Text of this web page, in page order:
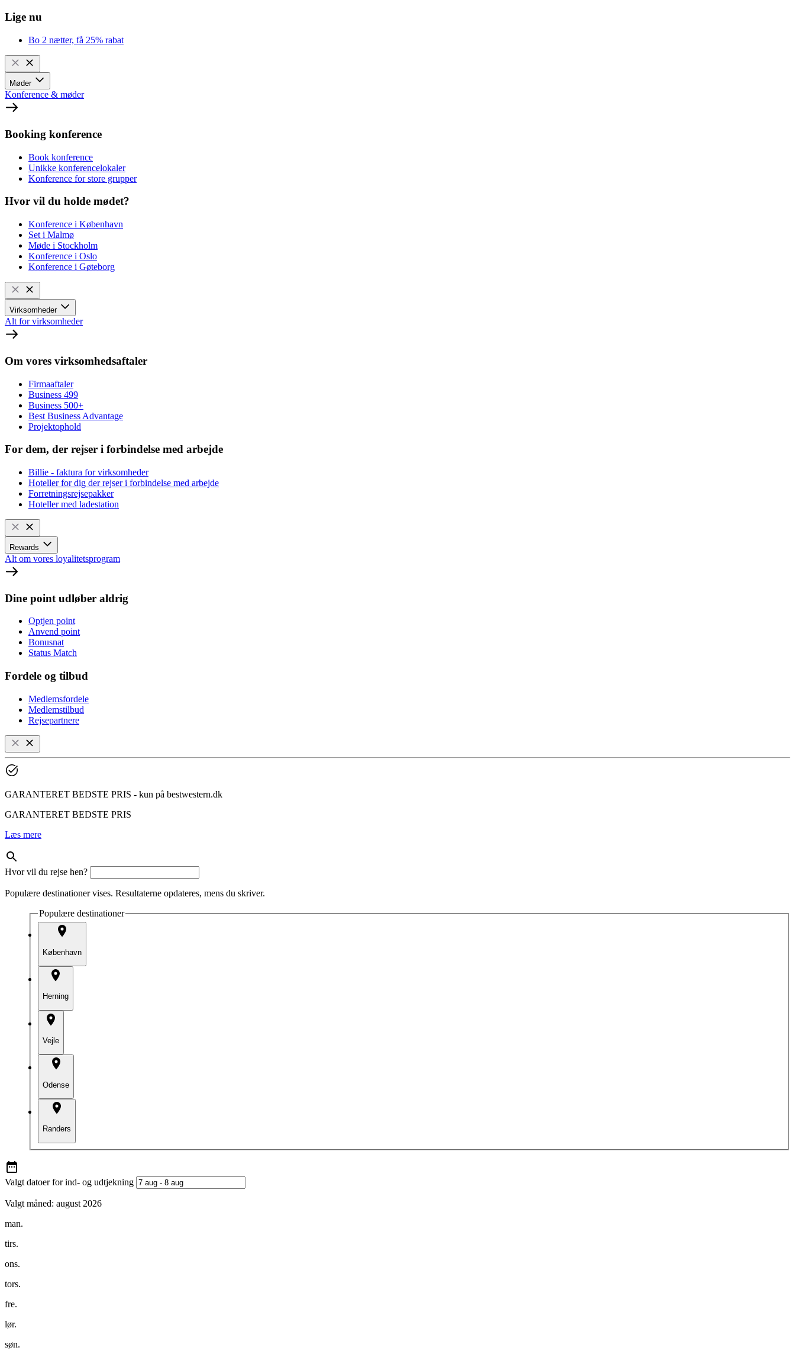
Lige nu
Bo 2 nætter, få 25% rabat
Møder
Konference & møder
Booking konference
Book konference
Unikke konferencelokaler
Konference for store grupper
Hvor vil du holde mødet?
Konference i København
Set i Malmø
Møde i Stockholm
Konference i Oslo
Konference i Gøteborg
Virksomheder
Alt for virksomheder
Om vores virksomhedsaftaler
Firmaaftaler
Business 499
Business 500+
Best Business Advantage
Projektophold
For dem, der rejser i forbindelse med arbejde
Billie - faktura for virksomheder
Hoteller for dig der rejser i forbindelse med arbejde
Forretningsrejsepakker
Hoteller med ladestation
Rewards
Alt om vores loyalitetsprogram
Dine point udløber aldrig
Optjen point
Anvend point
Bonusnat
Status Match
Fordele og tilbud
Medlemsfordele
Medlemstilbud
Rejsepartnere
GARANTERET BEDSTE PRIS - kun på bestwestern.dk
GARANTERET BEDSTE PRIS
Læs mere
Hvor vil du rejse hen?
Populære destinationer vises. Resultaterne opdateres, mens du skriver.
Populære destinationer
København
Herning
Vejle
Odense
Randers
Valgt datoer for ind- og udtjekning
Valgt måned: august 2026
man.
tirs.
ons.
tors.
fre.
lør.
søn.